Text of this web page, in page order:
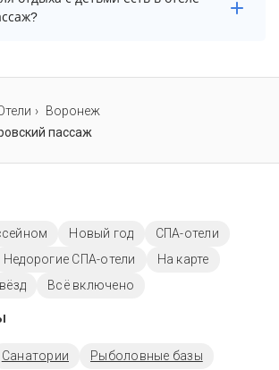
оплачиваться дополнительно.
Воронеж
пассаж
Новый год
СПА-отели
Недорогие СПА-отели
На карте
Всё включено
Санатории
Рыболовные базы